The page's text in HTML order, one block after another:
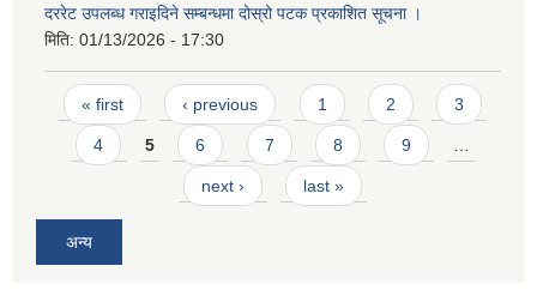
दररेट उपलब्ध गराइदिने सम्बन्धमा दोस्रो पटक प्रकाशित सूचना ।
मिति: 01/13/2026 - 17:30
Pages
« first ‹ previous 1 2 3
4 5 6 7 8 9 …
next › last »
अन्य